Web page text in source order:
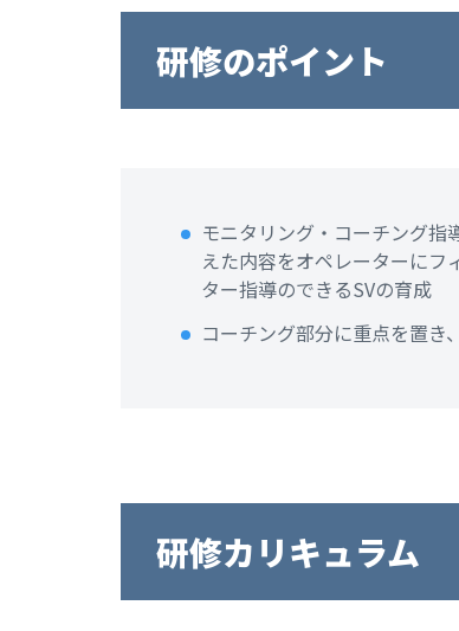
研修のポイント
モニタリング・コーチング指
えた内容をオペレーターにフ
ター指導のできるSVの育成
コーチング部分に重点を置き
研修カリキュラム